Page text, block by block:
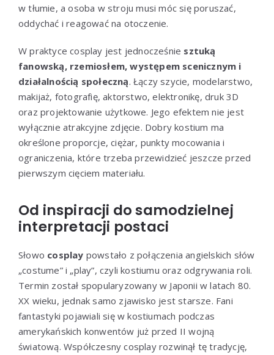
w tłumie, a osoba w stroju musi móc się poruszać,
oddychać i reagować na otoczenie.
W praktyce cosplay jest jednocześnie sztuką
fanowską, rzemiosłem, występem scenicznym i
działalnością społeczną. Łączy szycie, modelarstwo,
makijaż, fotografię, aktorstwo, elektronikę, druk 3D
oraz projektowanie użytkowe. Jego efektem nie jest
wyłącznie atrakcyjne zdjęcie. Dobry kostium ma
określone proporcje, ciężar, punkty mocowania i
ograniczenia, które trzeba przewidzieć jeszcze przed
pierwszym cięciem materiału.
Od inspiracji do samodzielnej
interpretacji postaci
Słowo cosplay powstało z połączenia angielskich słów
„costume” i „play”, czyli kostiumu oraz odgrywania roli.
Termin został spopularyzowany w Japonii w latach 80.
XX wieku, jednak samo zjawisko jest starsze. Fani
fantastyki pojawiali się w kostiumach podczas
amerykańskich konwentów już przed II wojną
światową. Współczesny cosplay rozwinął tę tradycję,